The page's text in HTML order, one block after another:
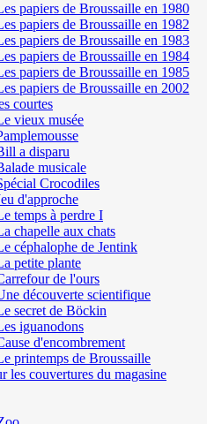
papiers de Broussaille en 1980
papiers de Broussaille en 1982
papiers de Broussaille en 1983
papiers de Broussaille en 1984
papiers de Broussaille en 1985
papiers de Broussaille en 2002
courtes
vieux musée
a disparu
musicale
Crocodiles
d'approche
temps à perdre I
chapelle aux chats
céphalophe de Jentink
petite plante
de l'ours
découverte scientifique
secret de Böckin
iguanodons
d'encombrement
printemps de Broussaille
les couvertures du magasine